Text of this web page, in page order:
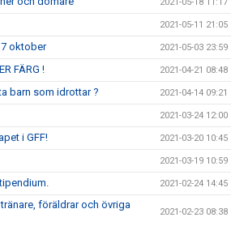
2021-05-11 21:05
oktober 2021-05-03 23:59
FÄRG ! 2021-04-21 08:48
barn som idrottar ? 2021-04-14 09:21
2021-03-24 12:00
i GFF! 2021-03-20 10:45
2021-03-19 10:59
2021-02-24 14:45
föräldrar och övriga
2021-02-23 08:38